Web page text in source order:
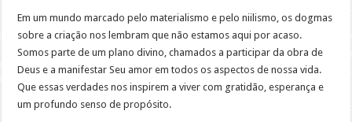
Em um mundo marcado pelo materialismo e pelo niilismo, os dogmas
sobre a criação nos lembram que não estamos aqui por acaso.
Somos parte de um plano divino, chamados a participar da obra de
Deus e a manifestar Seu amor em todos os aspectos de nossa vida.
Que essas verdades nos inspirem a viver com gratidão, esperança e
um profundo senso de propósito.